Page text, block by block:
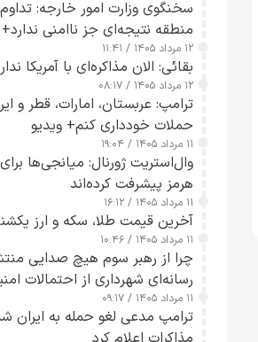
سخنگوی وزارت امور خارجه:
منطقه نتیجه‌ای جز ناامنی
۱۲ مرداد ۱۴۰۵ / ۱۱:۴۱
بقائی: الان مذاکره‌ای با آمریکا
۱۲ مرداد ۱۴۰۵ / ۰۸:۱۷
ترامپ: عربستان، امارات، قطر و
حملات خودداری کنم+ ویدیو
۱۱ مرداد ۱۴۰۵ / ۱۹:۰۴
وال‌استریت ژورنال: میانجی‌ها
هرمز پیشرفت کرده‌اند
۱۱ مرداد ۱۴۰۵ / ۱۶:۱۲
آخرین قیمت طلا، سکه و ارز یکشنبه 11 مرداد+
۱۱ مرداد ۱۴۰۵ / ۱۰:۴۶
چرا از رهبر سوم هیچ صدایی
رسانه‌ای شهرداری از احتمالات
گفت
۱۱ مرداد ۱۴۰۵ / ۰۹:۱۷
ترامپ مدعی لغو